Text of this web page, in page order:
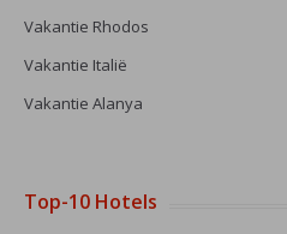
Vakantie Rhodos
Vakantie Italië
Vakantie Alanya
Top-10 Hotels